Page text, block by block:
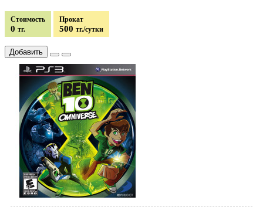
Стоимость
0 тг.
Прокат
500 тг./сутки
Добавить